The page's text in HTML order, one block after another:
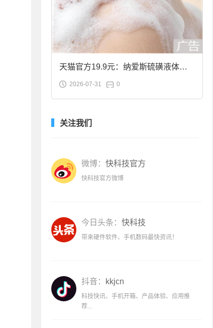
天猫官方19.9元：纳爱斯硫磺液体香
皂2斤大促
2026-07-31 0
关注我们
微博： 快科技官方
快科技官方微博
今日头条： 快科技
带来硬件软件、手机数码最快资讯！
抖音： kkjcn
科技快讯、手机开箱、产品体验、应用推
荐...